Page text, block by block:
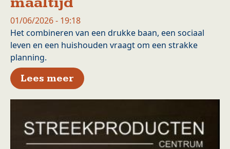
01/06/2026 - 19:18
Het combineren van een drukke baan, een sociaal
leven en een huishouden vraagt om een strakke
planning.
Lees meer over De balans tussen een